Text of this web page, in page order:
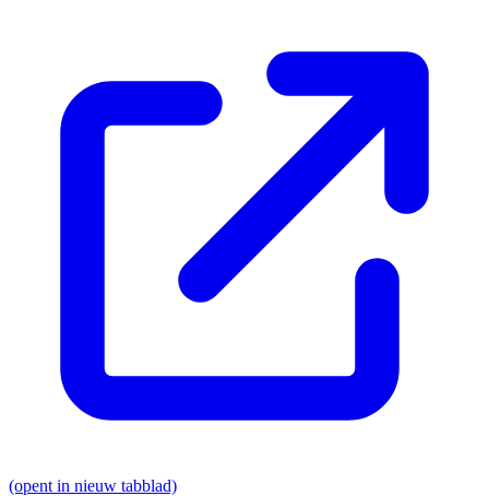
(opent in nieuw tabblad)